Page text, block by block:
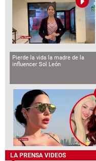
Pierde la vida la madre de la
influencer Sol León
LA PRENSA VIDEOS